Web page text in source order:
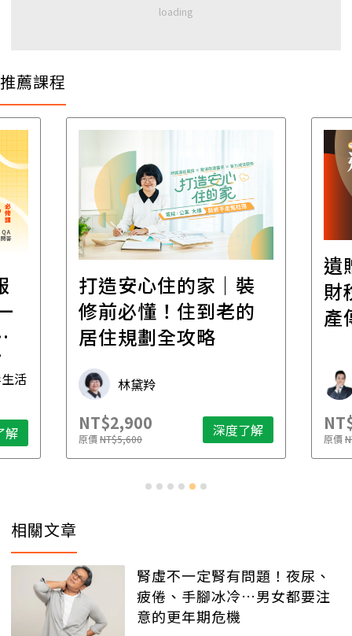
推薦課程
活
解
打造安心住的家｜裝
修前必懂！住到老的
居住規劃全攻略
林黛羚
NT$2,900
原價NT$5,600 深度了解
遺
財
產
原價
相關文章
腎虛不一定腎有問題！夜尿、
疲倦、手腳冰冷…男女都要注
意的更年期危機